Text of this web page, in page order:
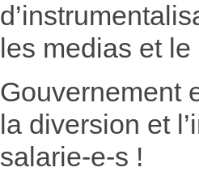
les medias et
Gouvernement
la diversion et
salarie-e-s !